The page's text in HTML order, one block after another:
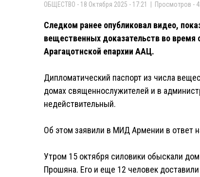
ОБЩЕСТВО - 18 Октября 2025 - 17:21 | Просмотров -
Следком ранее опубликовал видео,
вещественных доказательств во
Арагацотнской епархии ААЦ.
Дипломатический паспорт из числа
домах священнослужителей и в
недействительный.
Об этом заявили в МИД Армении в ответ
Утром 15 октября силовики обыскали
Прошяна. Его и еще 12 человек